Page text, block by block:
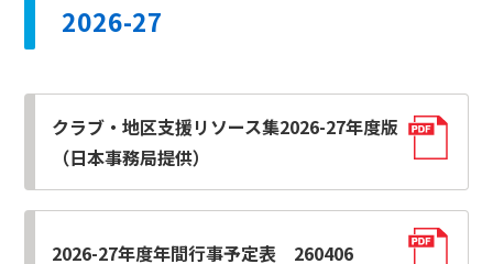
2026-27
クラブ・地区支援リソース集2026-27年度版
（日本事務局提供）
2026-27年度年間行事予定表 260406